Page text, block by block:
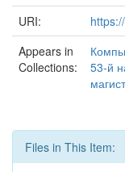
URI:
Appears in
Collections:
53-й
Files in This Item: